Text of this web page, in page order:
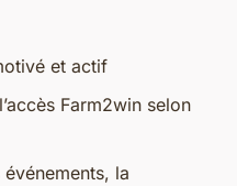
et actif
Farm2win selon
la